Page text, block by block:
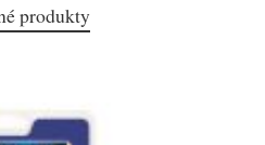
produkty